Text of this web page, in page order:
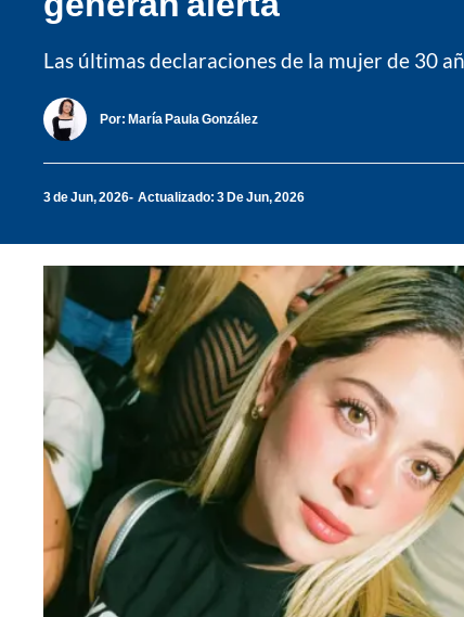
Las últimas declaraciones de la mujer de 30
Por: María Paula González
3 de Jun, 2026 Actualizado: 3 De Jun, 2026